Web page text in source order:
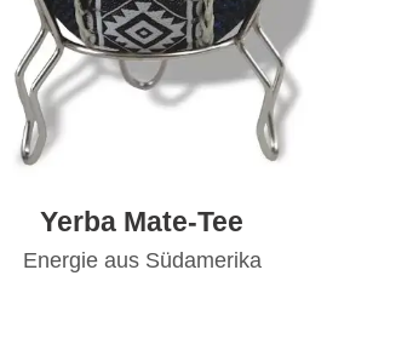
Yerba Mate-Tee
Energie aus Südamerika